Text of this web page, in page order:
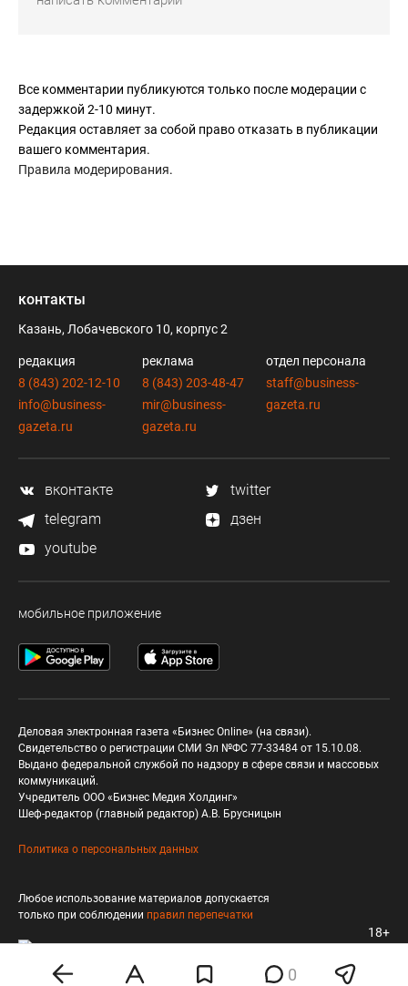
Все комментарии публикуются только после модерации с
задержкой 2-10 минут.
Редакция оставляет за собой право отказать в публикации
вашего комментария.
Правила модерирования.
0
контакты
Казань, Лобачевского 10, корпус 2
редакция
8 (843) 202-12-10
info@business-
gazeta.ru
реклама
8 (843) 203-48-47
mir@business-
gazeta.ru
отдел персонала
staff@business-
gazeta.ru
вконтакте
twitter
telegram
дзен
youtube
мобильное приложение
Деловая электронная газета «Бизнес Online» (на связи).
Свидетельство о регистрации СМИ Эл №ФС 77-33484 от 15.10.08.
Выдано федеральной службой по надзору в сфере связи и массовых
коммуникаций.
Учредитель ООО «Бизнес Медия Холдинг»
Шеф-редактор (главный редактор) А.В. Брусницын
Политика о персональных данных
Любое использование материалов допускается
только при соблюдении правил перепечатки
18+